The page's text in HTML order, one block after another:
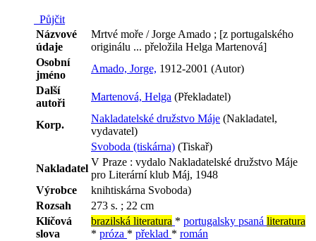
Půjčit
Názvové
údaje
Mrtvé moře / Jorge Amado ; [z portugalského
originálu ... přeložila Helga Martenová]
Osobní
jméno
Amado, Jorge, 1912-2001 (Autor)
Další
autoři
Martenová, Helga (Překladatel)
Korp.
Nakladatelské družstvo Máje (Nakladatel,
vydavatel)
Svoboda (tiskárna) (Tiskař)
Nakladatel
V Praze : vydalo Nakladatelské družstvo Máje
pro Literární klub Máj, 1948
Výrobce
knihtiskárna Svoboda)
Rozsah
273 s. ; 22 cm
Klíčová
slova
brazilská literatura * portugalsky psaná literatura
* próza * překlad * román